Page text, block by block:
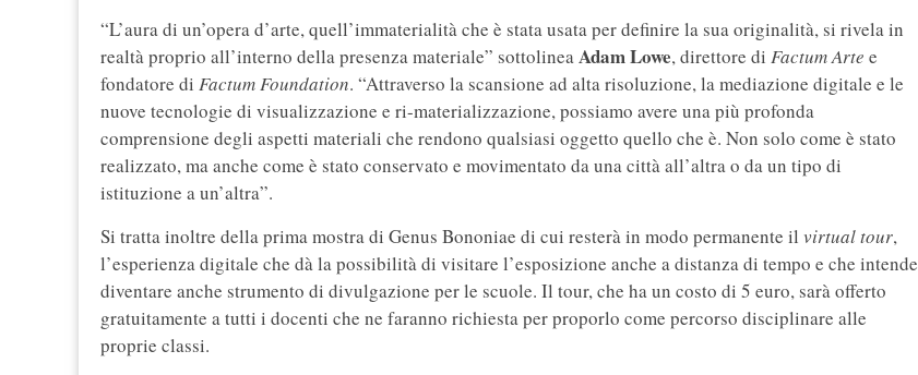
“L’aura di un’opera d’arte, quell’immaterialità che è stata usata per definire la sua originalità, si rivela in
realtà proprio all’interno della presenza materiale” sottolineaAdam Lowe, direttore di Factum Arte e
fondatore di Factum Foundation. “Attraverso la scansione ad alta risoluzione, la mediazione digitale e le
nuove tecnologie di visualizzazione e ri-materializzazione, possiamo avere una più profonda
comprensione degli aspetti materiali che rendono qualsiasi oggetto quello che è. Non solo come è stato
realizzato, ma anche come è stato conservato e movimentato da una città all’altra o da un tipo di
istituzione a un’altra”.
Si tratta inoltre della prima mostra di Genus Bononiae di cui resterà in modo permanente il virtual tour,
l’esperienza digitale che dà la possibilità di visitare l’esposizione anche a distanza di tempo e che intende
diventare anche strumento di divulgazione per le scuole. Il tour, che ha un costo di 5 euro, sarà offerto
gratuitamente a tutti i docenti che ne faranno richiesta per proporlo come percorso disciplinare alle
proprie classi.